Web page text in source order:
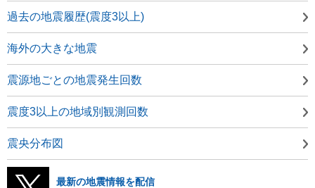
過去の地震履歴(震度3以上)
海外の大きな地震
震源地ごとの地震発生回数
震度3以上の地域別観測回数
震央分布図
最新の地震情報を配信